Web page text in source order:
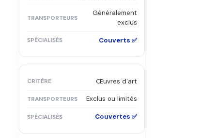
Généralement
exclus
Couverts ✅
Œuvres d'art
Exclus ou limités
Couvertes ✅